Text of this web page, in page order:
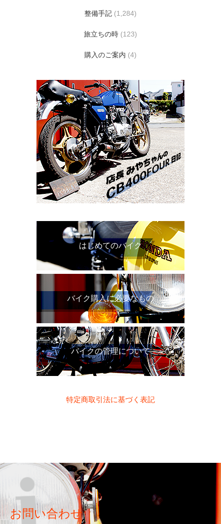
整備手記 (1,284)
旅立ちの時 (123)
購入のご案内 (4)
はじめてのバイク
バイク購入に必要なもの
バイクの管理について
特定商取引法に基づく表記
お問い合わせ